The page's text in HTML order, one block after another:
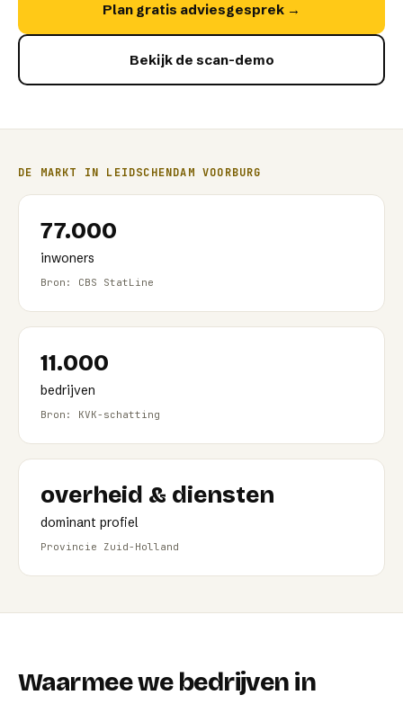
Plan gratis adviesgesprek →
Bekijk de scan-demo
DE MARKT IN LEIDSCHENDAM VOORBURG
77.000
inwoners
Bron: CBS StatLine
11.000
bedrijven
Bron: KVK-schatting
overheid & diensten
dominant profiel
Provincie Zuid-Holland
Waarmee we bedrijven in